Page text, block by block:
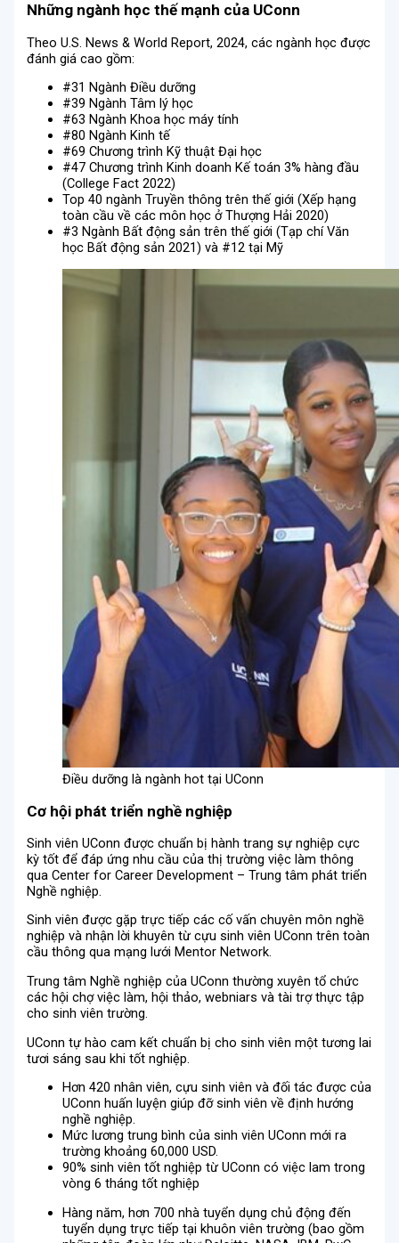
Những ngành học thế mạnh của UConn
Theo U.S. News & World Report, 2024, các ngành học được
đánh giá cao gồm:
#31 Ngành Điều dưỡng
#39 Ngành Tâm lý học
#63 Ngành Khoa học máy tính
#80 Ngành Kinh tế
#69 Chương trình Kỹ thuật Đại học
#47 Chương trình Kinh doanh Kế toán 3% hàng đầu
(College Fact 2022)
Top 40 ngành Truyền thông trên thế giới (Xếp hạng
toàn cầu về các môn học ở Thượng Hải 2020)
#3 Ngành Bất động sản trên thế giới (Tạp chí Văn
học Bất động sản 2021) và #12 tại Mỹ
Điều dưỡng là ngành hot tại UConn
Cơ hội phát triển nghề nghiệp
Sinh viên UConn được chuẩn bị hành trang sự nghiệp cực
kỳ tốt để đáp ứng nhu cầu của thị trường việc làm thông
qua Center for Career Development – Trung tâm phát triển
Nghề nghiệp.
Sinh viên được gặp trực tiếp các cố vấn chuyên môn nghề
nghiệp và nhận lời khuyên từ cựu sinh viên UConn trên toàn
cầu thông qua mạng lưới Mentor Network.
Trung tâm Nghề nghiệp của UConn thường xuyên tổ chức
các hội chợ việc làm, hội thảo, webniars và tài trợ thực tập
cho sinh viên trường.
UConn tự hào cam kết chuẩn bị cho sinh viên một tương lai
tươi sáng sau khi tốt nghiệp.
Hơn 420 nhân viên, cựu sinh viên và đối tác được của
UConn huấn luyện giúp đỡ sinh viên về định hướng
nghề nghiệp.
Mức lương trung bình của sinh viên UConn mới ra
trường khoảng 60,000 USD.
90% sinh viên tốt nghiệp từ UConn có việc lam trong
vòng 6 tháng tốt nghiệp
Hàng năm, hơn 700 nhà tuyển dụng chủ động đến
tuyển dụng trực tiếp tại khuôn viên trường (bao gồm